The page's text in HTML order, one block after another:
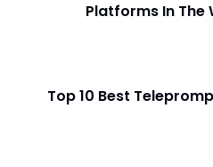
Platforms In The
Top 10 Best